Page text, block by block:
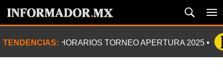
TENDENCIAS: HORARIOS TORNEO APERTURA 2025